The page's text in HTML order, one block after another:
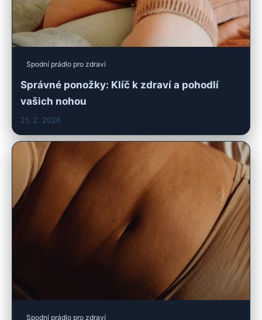
Spodní prádlo pro zdraví
Správné ponožky: Klíč k zdraví a pohodlí
vašich nohou
21. 2. 2026
Spodní prádlo pro zdraví